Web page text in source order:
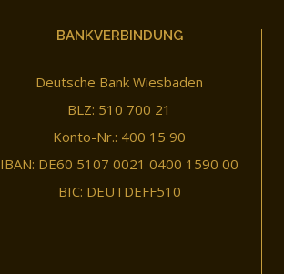
BANKVERBINDUNG
Deutsche Bank Wiesbaden
BLZ: 510 700 21
Konto-Nr.: 400 15 90
IBAN: DE60 5107 0021 0400 1590 00
BIC: DEUTDEFF510